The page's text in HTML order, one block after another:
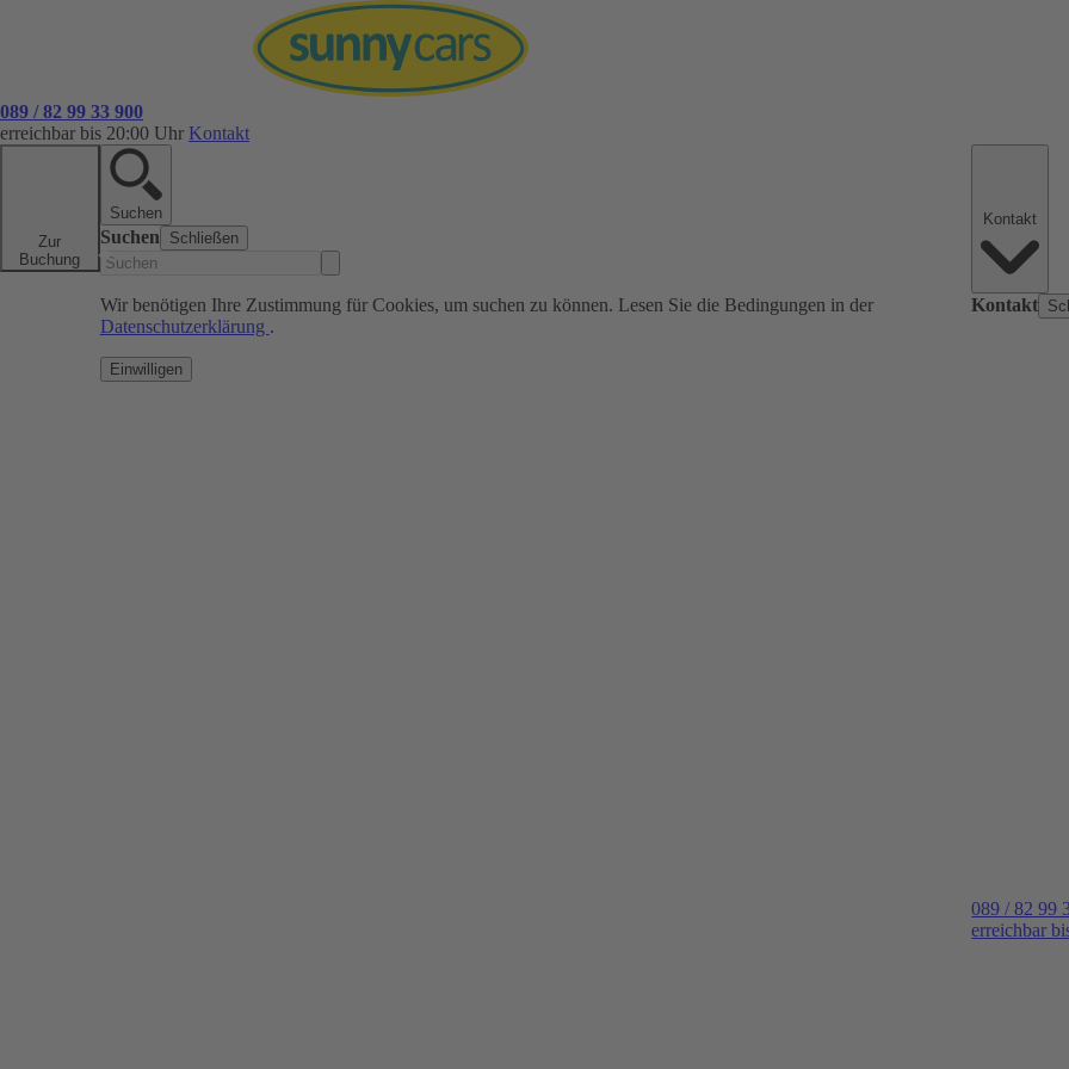
089 / 82 99 33 900
erreichbar bis 20:00 Uhr Kontakt
Zur
Buchung
Suchen
Suchen Schließen
Wir benötigen Ihre Zustimmung für Cookies, um suchen zu können. Lesen Sie die Bedingungen in der
Datenschutzerklärung .
Einwilligen
Kontakt
089 / 82 99
erreichbar